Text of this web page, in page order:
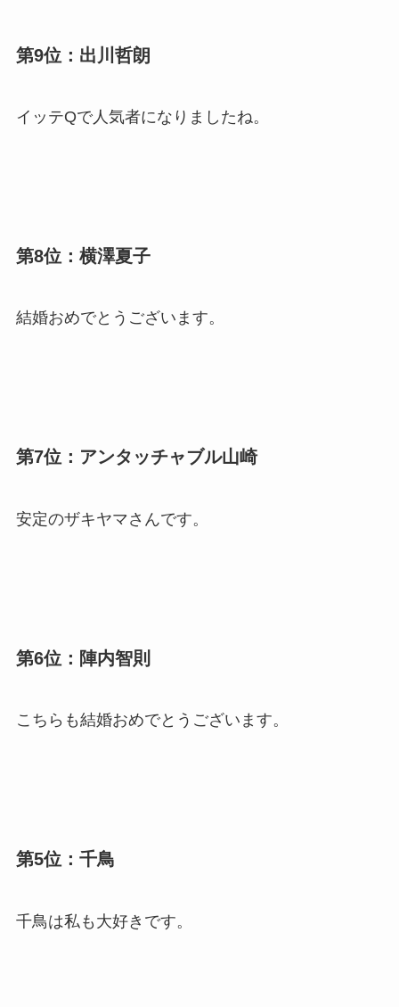
第9位：出川哲朗
イッテQで人気者になりましたね。
第8位：横澤夏子
結婚おめでとうございます。
第7位：アンタッチャブル山崎
安定のザキヤマさんです。
第6位：陣内智則
こちらも結婚おめでとうございます。
第5位：千鳥
千鳥は私も大好きです。